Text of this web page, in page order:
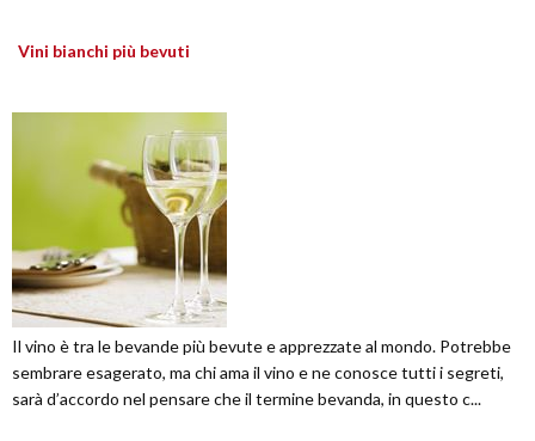
Vini bianchi più bevuti
Il vino è tra le bevande più bevute e apprezzate al mondo. Potrebbe
sembrare esagerato, ma chi ama il vino e ne conosce tutti i segreti,
sarà d’accordo nel pensare che il termine bevanda, in questo c...